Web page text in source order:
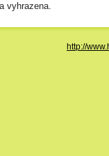
vyhrazena.
http://